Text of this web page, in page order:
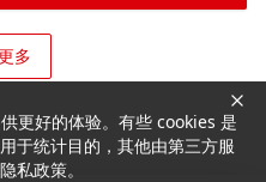
多
更好的体验。有些 cookies 是
于统计目的，其他由第三方服
私政策。